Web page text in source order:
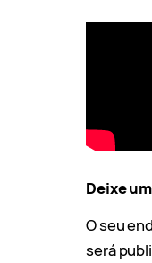
Deixe
O seu
será